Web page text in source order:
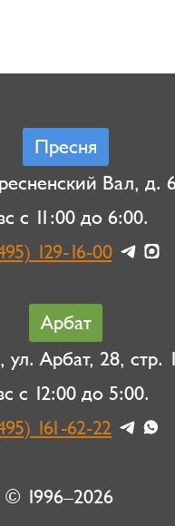
Пресня
Вал, д.
с 11:00 до 6:00.
129-16-00
Арбат
ул. Арбат, 28, стр.
с 12:00 до 5:00.
161-62-22
© 1996–2026